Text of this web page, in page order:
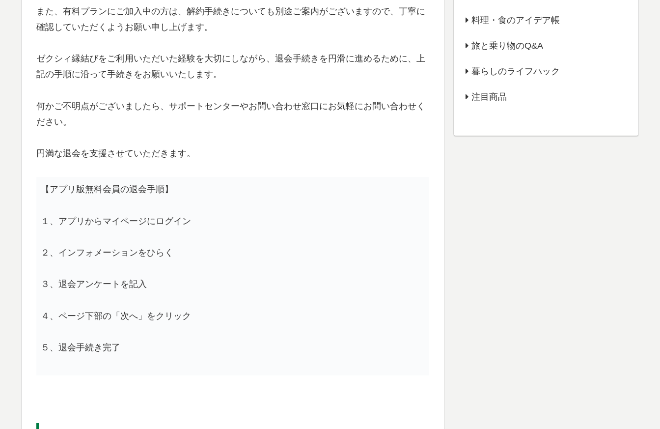
また、有料プランにご加入中の方は、解約手続きについても別途ご案内がございますので、丁寧に
確認していただくようお願い申し上げます。
ゼクシィ縁結びをご利用いただいた経験を大切にしながら、退会手続きを円滑に進めるために、上
記の手順に沿って手続きをお願いいたします。
何かご不明点がございましたら、サポートセンターやお問い合わせ窓口にお気軽にお問い合わせく
ださい。
円満な退会を支援させていただきます。
【アプリ版無料会員の退会手順】
１、アプリからマイページにログイン
２、インフォメーションをひらく
３、退会アンケートを記入
４、ページ下部の「次へ」をクリック
５、退会手続き完了
料理・食のアイデア帳
旅と乗り物のQ&A
暮らしのライフハック
注目商品